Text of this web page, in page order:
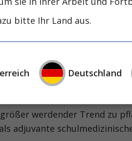
wie
und pflanzlichen
werdender Trend zu
adjuvante
bitte Ihr Land aus.
Deutschland